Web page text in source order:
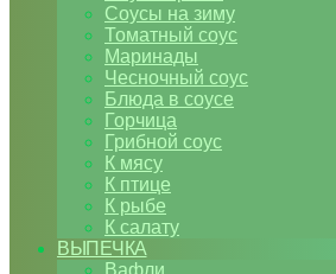
Соусы на зиму
Томатный соус
Маринады
Чесночный соус
Блюда в соусе
Горчица
Грибной соус
К мясу
К птице
К рыбе
К салату
ВЫПЕЧКА
Вафли